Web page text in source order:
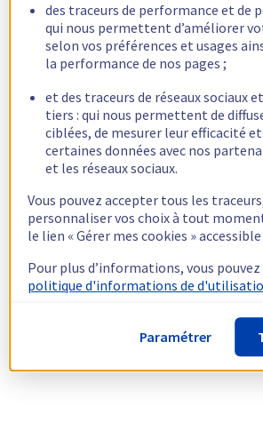
des traceurs de performance et de
qui nous permettent d’améliorer
selon vos préférences et usages
la performance de nos pages ;
et des traceurs de réseaux sociaux
tiers : qui nous permettent de
ciblées, de mesurer leur efficacité
certaines données avec nos
et les réseaux sociaux.
Vous pouvez accepter tous les
personnaliser vos choix à tout
le lien « Gérer mes cookies »
Pour plus d’informations, vous
politique d'informations de
Paramétrer